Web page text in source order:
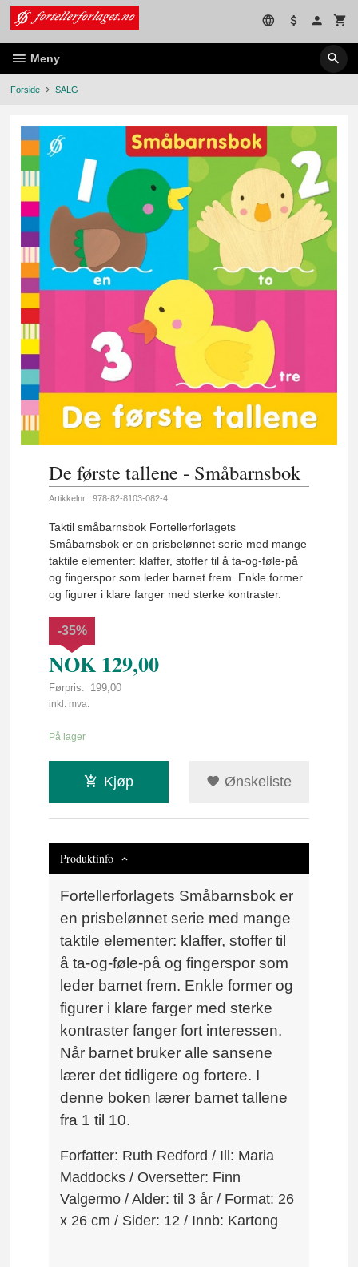
Gå
innholdet
Meny
Forside SALG
De første tallene - Småbarnsbok
Artikkelnr.: 978-82-8103-082-4
Taktil småbarnsbok Fortellerforlagets
Småbarnsbok er en prisbelønnet serie med mange
taktile elementer: klaffer, stoffer til å ta-og-føle-på
og fingerspor som leder barnet frem. Enkle former
og figurer i klare farger med sterke kontraster.
NOK 129,00
Førpris: 199,00
Rabatt
-35%
inkl. mva.
På lager
Kjøp Ønskeliste
Produktinfo
Fortellerforlagets Småbarnsbok er
en prisbelønnet serie med mange
taktile elementer: klaffer, stoffer til
å ta-og-føle-på og fingerspor som
leder barnet frem. Enkle former og
figurer i klare farger med sterke
kontraster fanger fort interessen.
Når barnet bruker alle sansene
lærer det tidligere og fortere. I
denne boken lærer barnet tallene
fra 1 til 10.
Forfatter: Ruth Redford / Ill: Maria
Maddocks / Oversetter: Finn
Valgermo / Alder: til 3 år / Format: 26
x 26 cm / Sider: 12 / Innb: Kartong